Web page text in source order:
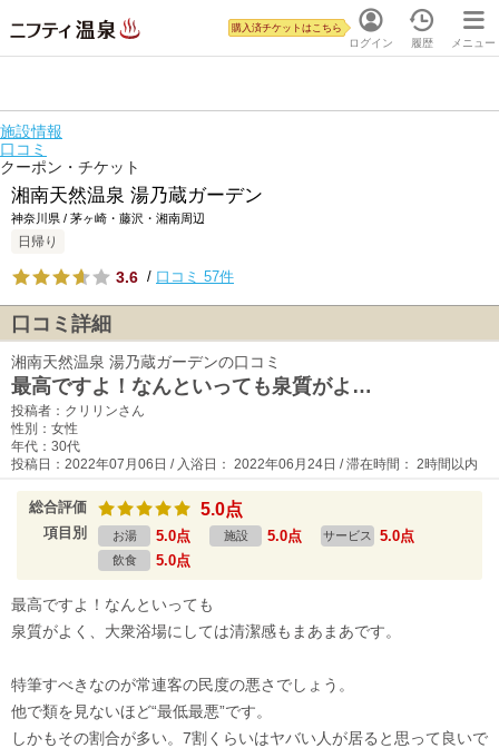
ログイン
購入済チケットはこちら
履歴 メニュー
施設情報
口コミ
クーポン・チケット
湘南天然温泉 湯乃蔵ガーデン
神奈川県 / 茅ヶ崎・藤沢・湘南周辺
日帰り
3.6 / 口コミ 57件
口コミ詳細
湘南天然温泉 湯乃蔵ガーデンの口コミ
最高ですよ！なんといっても泉質がよ…
投稿者：クリリンさん
性別：女性
年代：30代
投稿日：2022年07月06日 / 入浴日： 2022年06月24日 / 滞在時間： 2時間以内
総合評価 5.0点
項目別 お湯 5.0点 施設 5.0点 サービス 5.0点
飲食 5.0点
最高ですよ！なんといっても
泉質がよく、大衆浴場にしては清潔感もまあまあです。
特筆すべきなのが常連客の民度の悪さでしょう。
他で類を見ないほど“最低最悪”です。
しかもその割合が多い。7割くらいはヤバい人が居ると思って良いで